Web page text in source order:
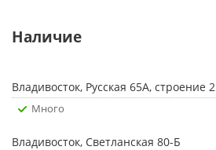
Наличие
Владивосток, Русская 65А, строение 2
Много
Владивосток, Светланская 80-Б